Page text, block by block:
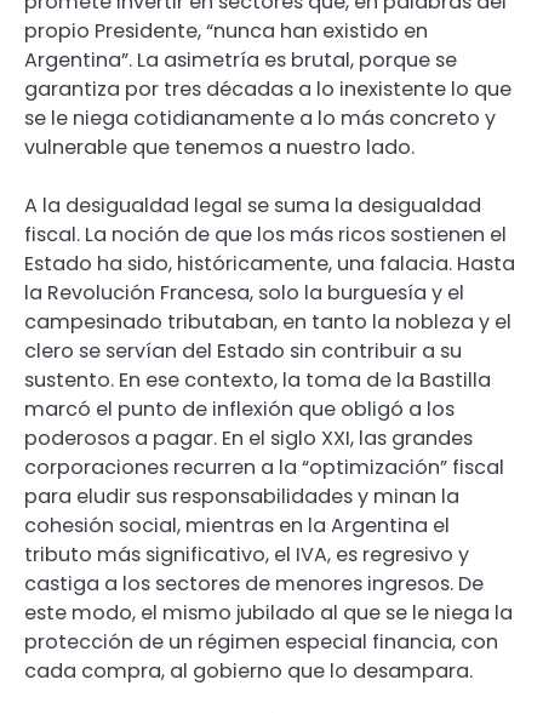
propio Presidente, “nunca han existido en
Argentina”. La asimetría es brutal, porque se
garantiza por tres décadas a lo inexistente lo que
se le niega cotidianamente a lo más concreto y
vulnerable que tenemos a nuestro lado.
A la desigualdad legal se suma la desigualdad
fiscal. La noción de que los más ricos sostienen el
Estado ha sido, históricamente, una falacia. Hasta
la Revolución Francesa, solo la burguesía y el
campesinado tributaban, en tanto la nobleza y el
clero se servían del Estado sin contribuir a su
sustento. En ese contexto, la toma de la Bastilla
marcó el punto de inflexión que obligó a los
poderosos a pagar. En el siglo XXI, las grandes
corporaciones recurren a la “optimización” fiscal
para eludir sus responsabilidades y minan la
cohesión social, mientras en la Argentina el
tributo más significativo, el IVA, es regresivo y
castiga a los sectores de menores ingresos. De
este modo, el mismo jubilado al que se le niega la
protección de un régimen especial financia, con
cada compra, al gobierno que lo desampara.